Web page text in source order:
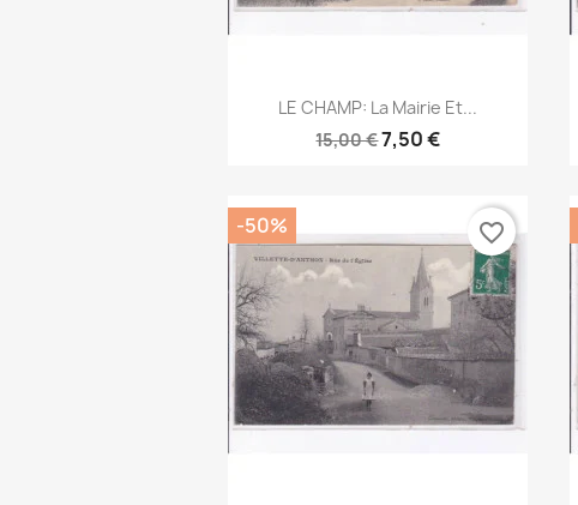
Aperçu rapide
LE CHAMP: La Mairie Et...
15,00 €7,50 €
-50% favorite_border